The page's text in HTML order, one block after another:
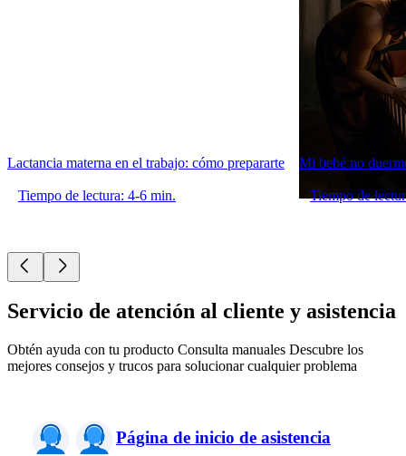
Lactancia materna en el trabajo: cómo prepararte
Tiempo de lectura: 4-6 min.
Mi bebé no
Tiempo de
Servicio de atención al cliente y asistencia
Obtén ayuda con tu producto Consulta manuales Descubre los
mejores consejos y trucos para solucionar cualquier problema
Página de inicio de asistencia